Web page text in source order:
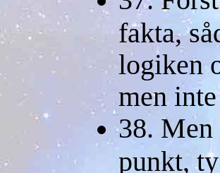
fakta,
logiken
men
38.
punkt,